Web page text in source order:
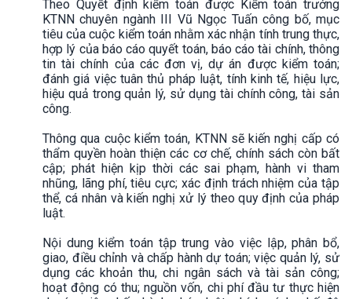
Theo Quyết định kiểm toán được Kiểm toán trưởng
KTNN chuyên ngành III Vũ Ngọc Tuấn công bố, mục
tiêu của cuộc kiểm toán nhằm xác nhận tính trung thực,
hợp lý của báo cáo quyết toán, báo cáo tài chính, thông
tin tài chính của các đơn vị, dự án được kiểm toán;
đánh giá việc tuân thủ pháp luật, tính kinh tế, hiệu lực,
hiệu quả trong quản lý, sử dụng tài chính công, tài sản
công.
Thông qua cuộc kiểm toán, KTNN sẽ kiến nghị cấp có
thẩm quyền hoàn thiện các cơ chế, chính sách còn bất
cập; phát hiện kịp thời các sai phạm, hành vi tham
nhũng, lãng phí, tiêu cực; xác định trách nhiệm của tập
thể, cá nhân và kiến nghị xử lý theo quy định của pháp
luật.
Nội dung kiểm toán tập trung vào việc lập, phân bổ,
giao, điều chỉnh và chấp hành dự toán; việc quản lý, sử
dụng các khoản thu, chi ngân sách và tài sản công;
hoạt động có thu; nguồn vốn, chi phí đầu tư thực hiện